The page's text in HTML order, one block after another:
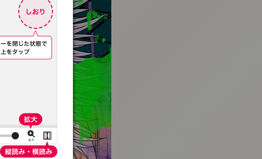
:692.15.692.659:t-vnqp.lunrzsdszk.vn.oi